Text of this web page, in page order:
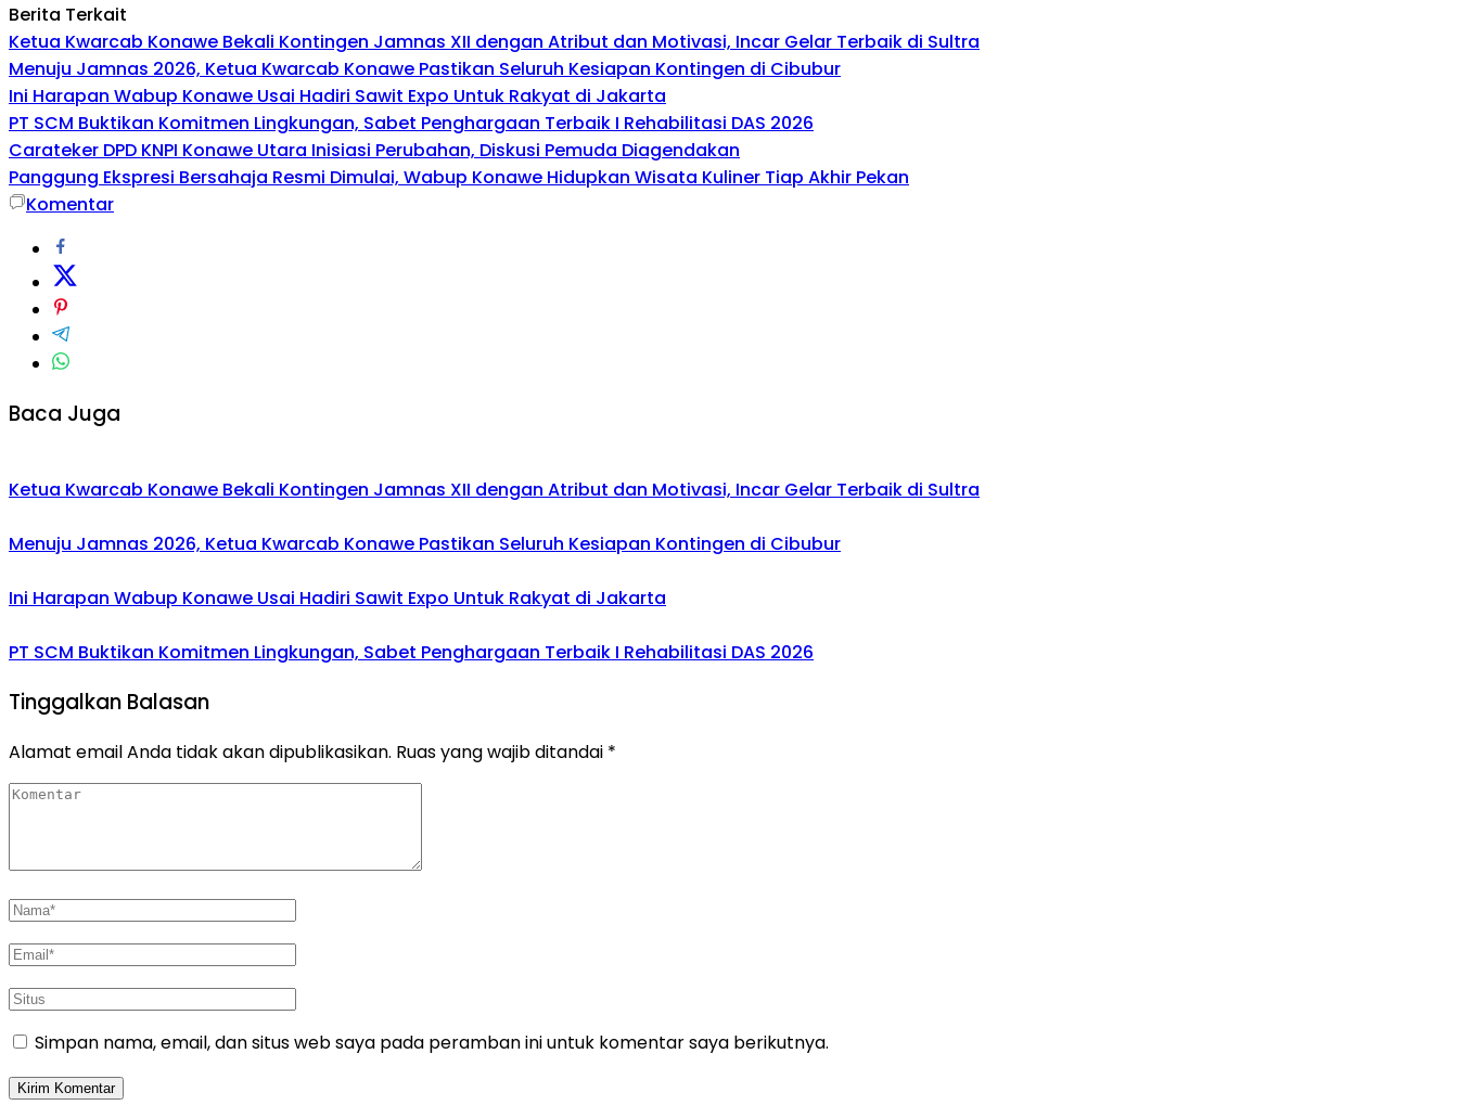
Berita Terkait
Ketua Kwarcab Konawe Bekali Kontingen Jamnas XII dengan Atribut dan Motivasi, Incar Gelar Terbaik di Sultra
Menuju Jamnas 2026, Ketua Kwarcab Konawe Pastikan Seluruh Kesiapan Kontingen di Cibubur
Ini Harapan Wabup Konawe Usai Hadiri Sawit Expo Untuk Rakyat di Jakarta
PT SCM Buktikan Komitmen Lingkungan, Sabet Penghargaan Terbaik I Rehabilitasi DAS 2026
Carateker DPD KNPI Konawe Utara Inisiasi Perubahan, Diskusi Pemuda Diagendakan
Panggung Ekspresi Bersahaja Resmi Dimulai, Wabup Konawe Hidupkan Wisata Kuliner Tiap Akhir Pekan
Komentar
Baca Juga
Ketua Kwarcab Konawe Bekali Kontingen Jamnas XII dengan Atribut dan Motivasi, Incar Gelar Terbaik di Sultra
Menuju Jamnas 2026, Ketua Kwarcab Konawe Pastikan Seluruh Kesiapan Kontingen di Cibubur
Ini Harapan Wabup Konawe Usai Hadiri Sawit Expo Untuk Rakyat di Jakarta
PT SCM Buktikan Komitmen Lingkungan, Sabet Penghargaan Terbaik I Rehabilitasi DAS 2026
Tinggalkan Balasan
Alamat email Anda tidak akan dipublikasikan. Ruas yang wajib ditandai *
Simpan nama, email, dan situs web saya pada peramban ini untuk komentar saya berikutnya.